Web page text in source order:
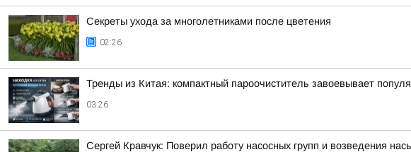
Секреты ухода за многолетниками после цветения
02:26
Тренды из Китая: компактный пароочиститель завоевывает
03:26
Сергей Кравчук: Поверил работу насосных групп и возведения